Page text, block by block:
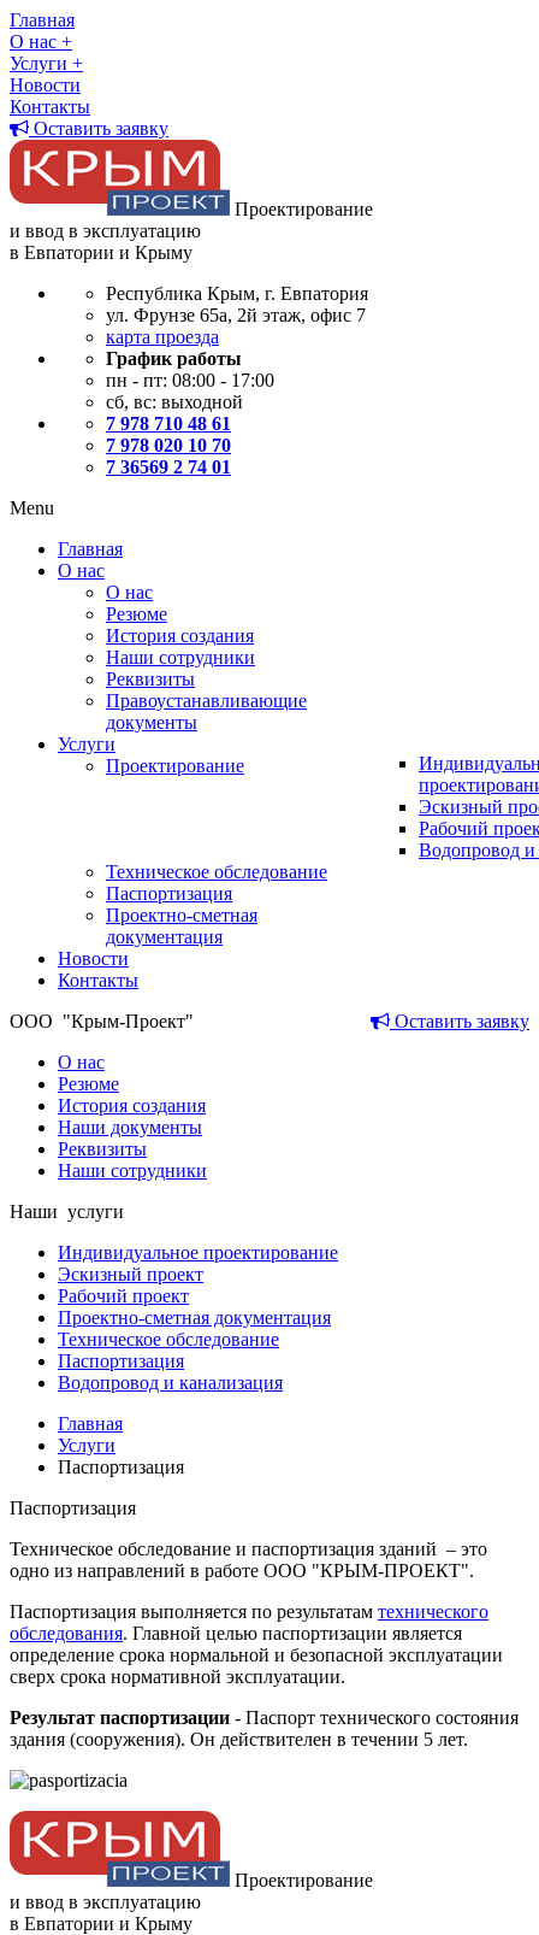
Главная
О нас +
Услуги +
Новости
Контакты
Оставить заявку
Проектирование
и ввод в эксплуатацию
в Евпатории и Крыму
Республика Крым, г. Евпатория
ул. Фрунзе 65а, 2й этаж, офис 7
карта проезда
График работы
пн - пт: 08:00 - 17:00
сб, вс: выходной
7 978 710 48 61
7 978 020 10 70
7 36569 2 74 01
Menu
Главная
О нас
О нас
Резюме
История создания
Наши сотрудники
Реквизиты
Правоустанавливающие
документы
Услуги
Проектирование
Эскизный
Рабочий
Водопровод и
Техническое обследование
Паспортизация
Проектно-сметная
документация
Новости
Контакты
Оставить заявку
ООО "Крым-Проект"
О нас
Резюме
История создания
Наши документы
Реквизиты
Наши сотрудники
Наши услуги
Индивидуальное проектирование
Эскизный проект
Рабочий проект
Проектно-сметная документация
Техническое обследование
Паспортизация
Водопровод и канализация
Главная
Услуги
Паспортизация
Паспортизация
Техническое обследование и паспортизация зданий – это
одно из направлений в работе ООО "КРЫМ-ПРОЕКТ".
Паспортизация выполняется по результатам технического
обследования. Главной целью паспортизации является
определение срока нормальной и безопасной эксплуатации
сверх срока нормативной эксплуатации.
Результат паспортизации - Паспорт технического состояния
здания (сооружения). Он действителен в течении 5 лет.
Проектирование
и ввод в эксплуатацию
в Евпатории и Крыму